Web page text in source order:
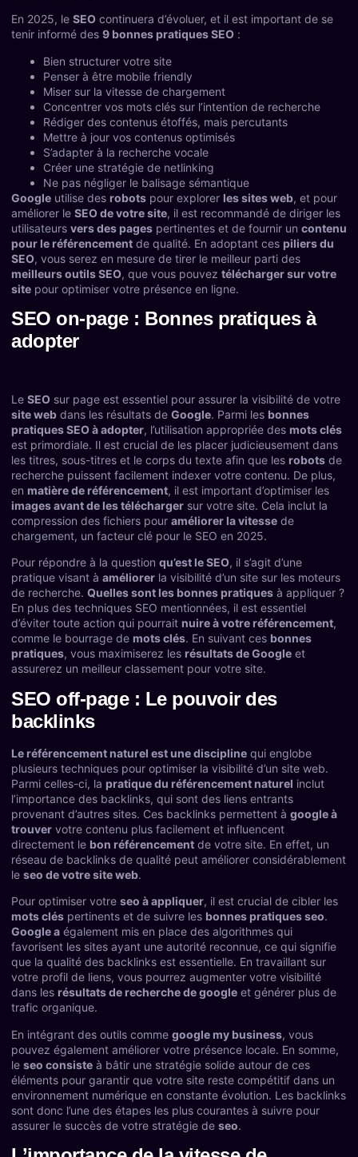
En 2025, le SEO continuera d’évoluer, et il est important de se
tenir informé des 9 bonnes pratiques SEO :
Bien structurer votre site
Penser à être mobile friendly
Miser sur la vitesse de chargement
Concentrer vos mots clés sur l’intention de recherche
Rédiger des contenus étoffés, mais percutants
Mettre à jour vos contenus optimisés
S’adapter à la recherche vocale
Créer une stratégie de netlinking
Ne pas négliger le balisage sémantique
Google utilise des robots pour explorer les sites web, et pour
améliorer le SEO de votre site, il est recommandé de diriger les
utilisateurs vers des pages pertinentes et de fournir un contenu
pour le référencement de qualité. En adoptant ces piliers du
SEO, vous serez en mesure de tirer le meilleur parti des
meilleurs outils SEO, que vous pouvez télécharger sur votre
site pour optimiser votre présence en ligne.
SEO on-page : Bonnes pratiques à
adopter
Le SEO sur page est essentiel pour assurer la visibilité de votre
site web dans les résultats de Google. Parmi les bonnes
pratiques SEO à adopter, l’utilisation appropriée des mots clés
est primordiale. Il est crucial de les placer judicieusement dans
les titres, sous-titres et le corps du texte afin que les robots de
recherche puissent facilement indexer votre contenu. De plus,
en matière de référencement, il est important d’optimiser les
images avant de les télécharger sur votre site. Cela inclut la
compression des fichiers pour améliorer la vitesse de
chargement, un facteur clé pour le SEO en 2025.
Pour répondre à la question qu’est le SEO, il s’agit d’une
pratique visant à améliorer la visibilité d’un site sur les moteurs
de recherche. Quelles sont les bonnes pratiques à appliquer ?
En plus des techniques SEO mentionnées, il est essentiel
d’éviter toute action qui pourrait nuire à votre référencement,
comme le bourrage de mots clés. En suivant ces bonnes
pratiques, vous maximiserez les résultats de Google et
assurerez un meilleur classement pour votre site.
SEO off-page : Le pouvoir des
backlinks
Le référencement naturel est une discipline qui englobe
plusieurs techniques pour optimiser la visibilité d’un site web.
Parmi celles-ci, la pratique du référencement naturel inclut
l’importance des backlinks, qui sont des liens entrants
provenant d’autres sites. Ces backlinks permettent à google à
trouver votre contenu plus facilement et influencent
directement le bon référencement de votre site. En effet, un
réseau de backlinks de qualité peut améliorer considérablement
le seo de votre site web.
Pour optimiser votre seo à appliquer, il est crucial de cibler les
mots clés pertinents et de suivre les bonnes pratiques seo.
Google a également mis en place des algorithmes qui
favorisent les sites ayant une autorité reconnue, ce qui signifie
que la qualité des backlinks est essentielle. En travaillant sur
votre profil de liens, vous pourrez augmenter votre visibilité
dans les résultats de recherche de google et générer plus de
trafic organique.
En intégrant des outils comme google my business, vous
pouvez également améliorer votre présence locale. En somme,
le seo consiste à bâtir une stratégie solide autour de ces
éléments pour garantir que votre site reste compétitif dans un
environnement numérique en constante évolution. Les backlinks
sont donc l’une des étapes les plus courantes à suivre pour
assurer le succès de votre stratégie de seo.